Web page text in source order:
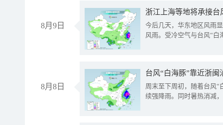
8月9日
浙江上海等地将承接台
今后几天，华东地区风雨
风雨。受冷空气与台风“白
8月8日
台风“白海豚”靠近浙
周末至下周初，随着台风“
续强降雨。同时暑热消减